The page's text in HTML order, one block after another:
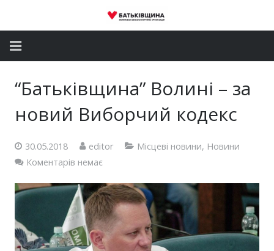
Депутатський корпус
Громадські приймальні
Контакти
“Батьківщина” Волині – за
новий Виборчий кодекс
30.05.2018 editor Місцеві новини, Новини
Коментарів немає